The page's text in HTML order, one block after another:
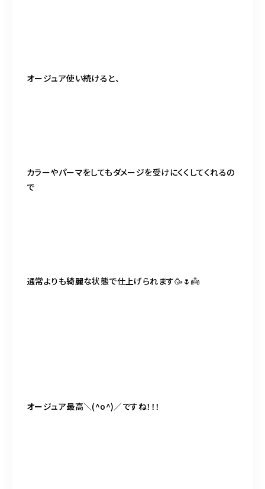
オージュア使い続けると、
カラーやパーマをしてもダメージを受けにくくしてくれるの
で
通常よりも綺麗な状態で仕上げられます🥳🌷👼
オージュア最高＼(^o^)／ですね！！！